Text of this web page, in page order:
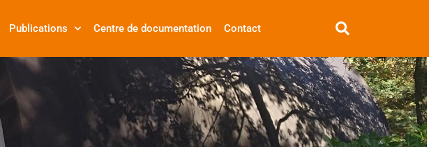
Publications Centre de documentation Contact